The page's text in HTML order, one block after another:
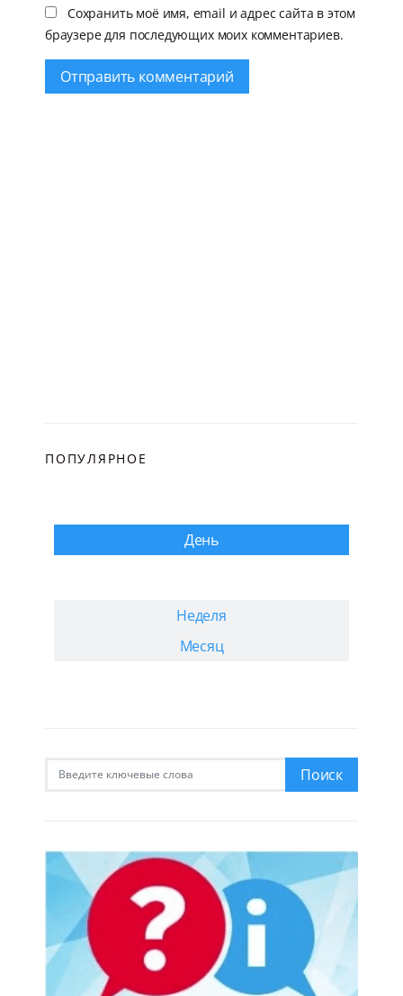
ПОПУЛЯРНОЕ
День
Неделя
Месяц
Поиск
Сохранить моё имя, email и адрес сайта в этом
браузере для последующих моих комментариев.